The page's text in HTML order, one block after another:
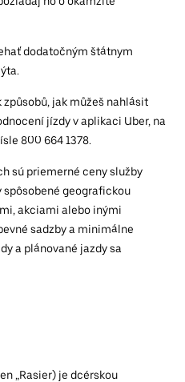
dodatočným štátnym
jak můžeš nahlásit
jízdy v aplikaci Uber, na
800 664 1378.
sú priemerné ceny služby
spôsobené geografickou
akciami alebo inými
sadzby a minimálne
a plánované jazdy sa
„Rasier) je dcérskou